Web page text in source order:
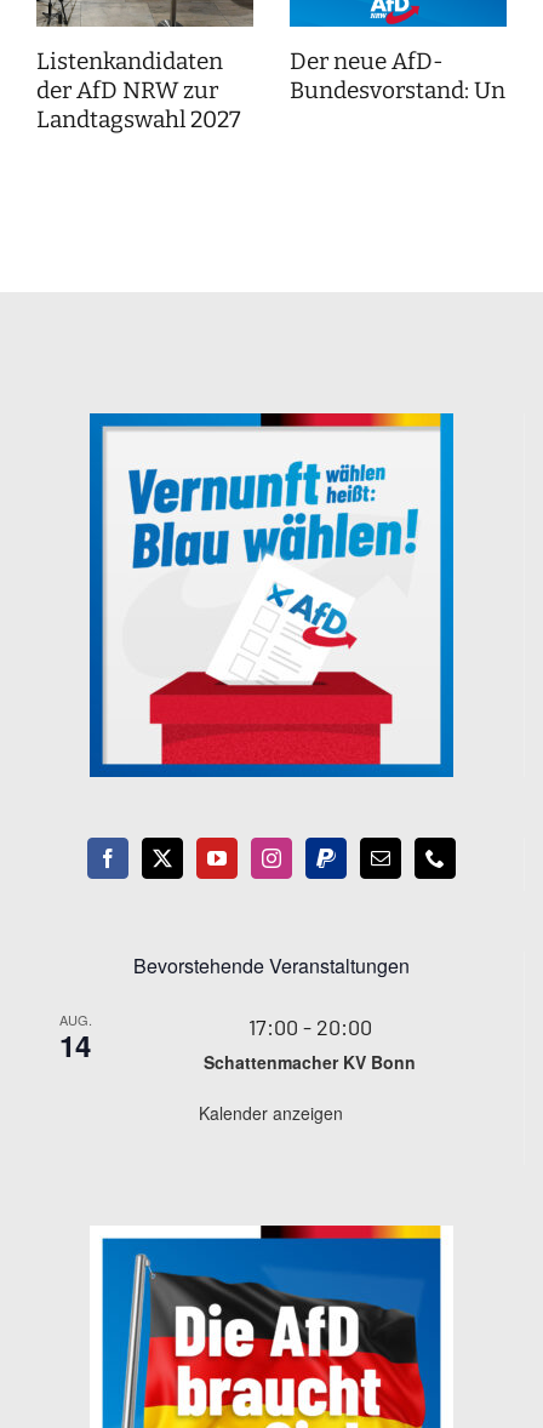
Listenkandidaten
der AfD NRW zur
Landtagswahl 2027
Der neue AfD-
Bundesvorstand:
Bevorstehende Veranstaltungen
AUG.
14 17:00 - 20:00
Schattenmacher KV Bonn
Kalender anzeigen